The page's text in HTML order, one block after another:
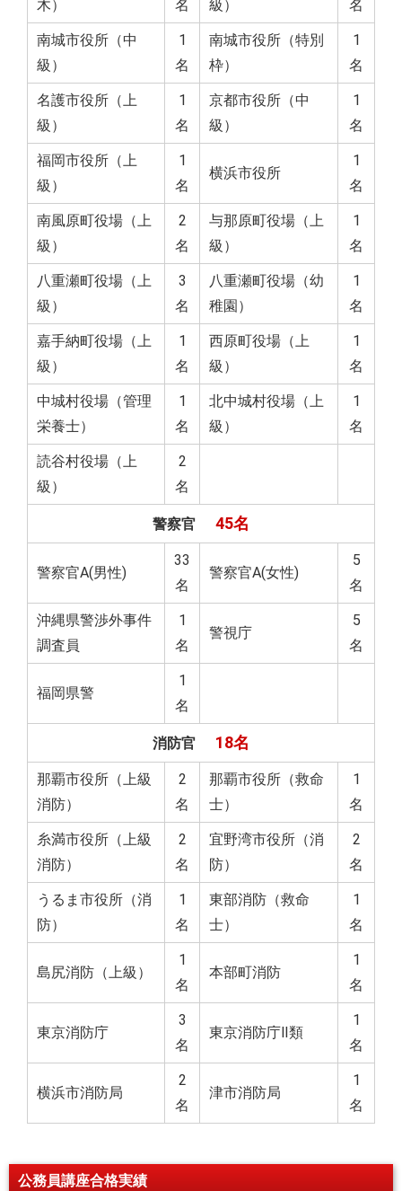
木）
名
級）
名
南城市役所（中
級）
1
名
南城市役所（特別
枠）
1
名
名護市役所（上
級）
1
名
京都市役所（中
級）
1
名
福岡市役所（上
級）
1
名
横浜市役所
1
名
南風原町役場（上
級）
2
名
与那原町役場（上
級）
1
名
八重瀬町役場（上
級）
3
名
八重瀬町役場（幼
稚園）
1
名
嘉手納町役場（上
級）
1
名
西原町役場（上
級）
1
名
中城村役場（管理
栄養士）
1
名
北中城村役場（上
級）
1
名
読谷村役場（上
級）
2
名
警察官 45名
警察官A(男性)
33
名
警察官A(女性)
5
名
沖縄県警渉外事件
調査員
1
名
警視庁
5
名
福岡県警
1
名
消防官 18名
那覇市役所（上級
消防）
2
名
那覇市役所（救命
士）
1
名
糸満市役所（上級
消防）
2
名
宜野湾市役所（消
防）
2
名
うるま市役所（消
防）
1
名
東部消防（救命
士）
1
名
島尻消防（上級）
1
名
本部町消防
1
名
東京消防庁
3
名
東京消防庁Ⅱ類
1
名
横浜市消防局
2
名
津市消防局
1
名
公務員講座合格実績